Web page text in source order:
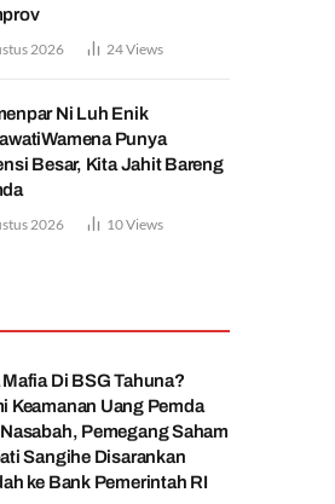
2026 24Views
Ni Luh Enik
Punya
Besar, Kita Jahit Bareng
2026 10Views
Di BSG Tahuna?
Keamanan Uang Pemda
Pemegang Saham
Sangihe Disarankan
ke Bank Pemerintah RI